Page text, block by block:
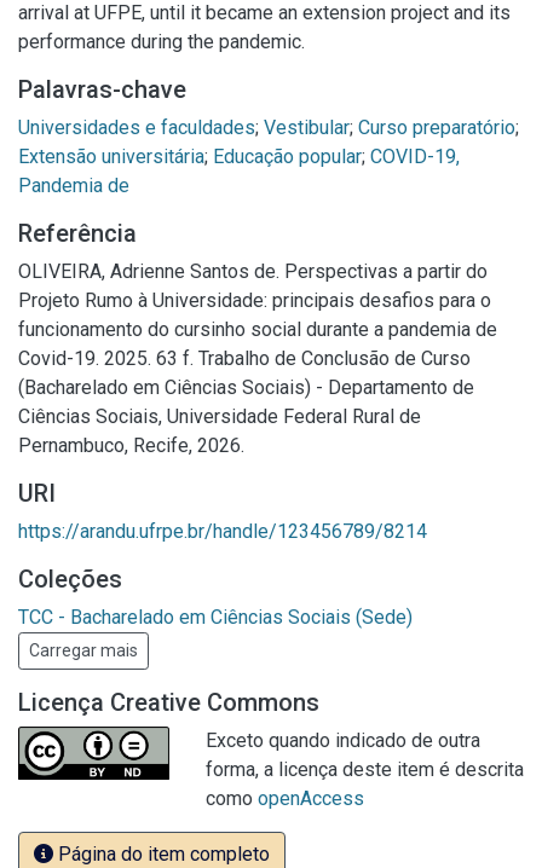
arrival at UFPE, until it became an extension project and its
performance during the pandemic.
Palavras-chave
Universidades e faculdades; Vestibular; Curso preparatório;
Extensão universitária; Educação popular; COVID-19,
Pandemia de
Referência
OLIVEIRA, Adrienne Santos de. Perspectivas a partir do
Projeto Rumo à Universidade: principais desafios para o
funcionamento do cursinho social durante a pandemia de
Covid-19. 2025. 63 f. Trabalho de Conclusão de Curso
(Bacharelado em Ciências Sociais) - Departamento de
Ciências Sociais, Universidade Federal Rural de
Pernambuco, Recife, 2026.
URI
https://arandu.ufrpe.br/handle/123456789/8214
Coleções
TCC - Bacharelado em Ciências Sociais (Sede)
Carregar mais
Licença Creative Commons
Exceto quando indicado de outra
forma, a licença deste item é descrita
como openAccess
Página do item completo